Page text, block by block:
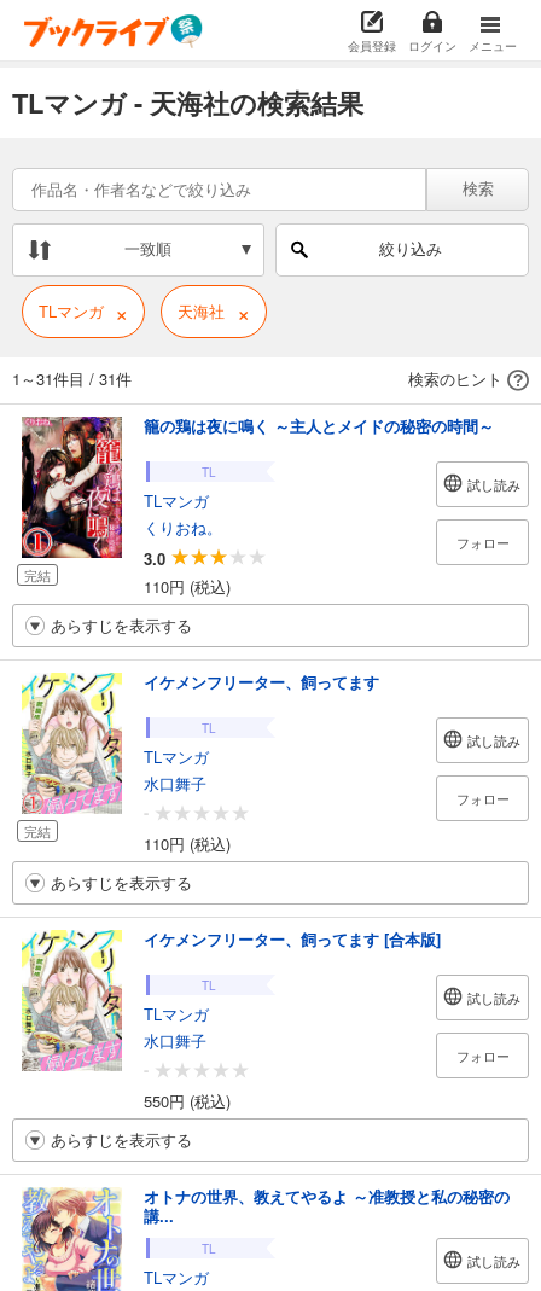
会員登録 ログイン メニュー
TLマンガ - 天海社の検索結果
検索
一致順 絞り込み
TLマンガ × 天海社 ×
1～31件目 / 31件 検索のヒント
完結
籠の鶏は夜に鳴く ～主人とメイドの秘密の時間～
TL
TLマンガ
くりおね。
3.0
110円 (税込)
試し読み
フォロー
あらすじを表示する
完結
イケメンフリーター、飼ってます
TL
TLマンガ
水口舞子
-
110円 (税込)
試し読み
フォロー
あらすじを表示する
イケメンフリーター、飼ってます [合本版]
TL
TLマンガ
水口舞子
-
550円 (税込)
試し読み
フォロー
あらすじを表示する
オトナの世界、教えてやるよ ～准教授と私の秘密の
講...
TL
TLマンガ
試し読み